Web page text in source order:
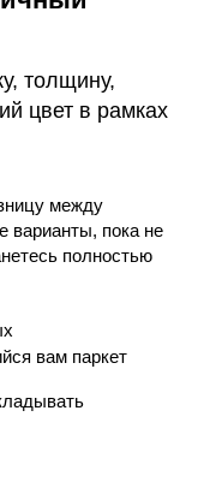
толщину,
цвет в рамках
между
варианты, пока не
полностью
вам паркет